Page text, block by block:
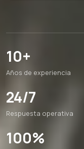
10+
Años de experiencia
24/7
Respuesta operativa
100%